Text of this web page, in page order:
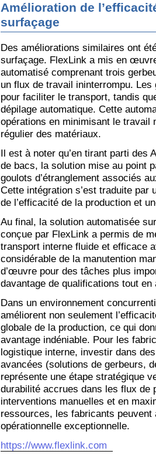
Amélioration de
surfaçage
Des améliorations similaires ont
surfaçage. FlexLink a mis en
automatisé comprenant trois
un flux de travail ininterrompu.
pour faciliter le transport, tandis
dépilage automatique. Cette
opérations en minimisant le travail
régulier des matériaux.
Il est à noter qu’en tirant parti des
de bacs, la solution mise au point
goulots d’étranglement associés
Cette intégration s’est traduite par
de l’efficacité de la production et
Au final, la solution automatisée
conçue par FlexLink a permis de
transport interne fluide et efficace
considérable de la manutention
d’œuvre pour des tâches plus
davantage de qualifications tout
Dans un environnement
améliorent non seulement
globale de la production, ce qui
avantage indéniable. Pour les
logistique interne, investir dans
avancées (solutions de gerbeurs,
représente une étape stratégique
durabilité accrues dans les flux de
interventions manuelles et en
ressources, les fabricants peuvent
opérationnelle exceptionnelle.
https://www.flexlink.com